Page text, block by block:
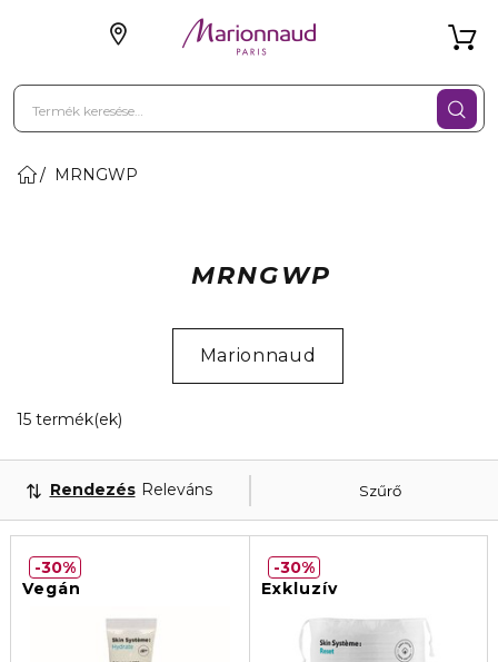
MRNGWP
MRNGWP
Marionnaud
15 termék(ek)
Szűrő
Rendezés Releváns
Vegán
30%
Exkluzív
30%